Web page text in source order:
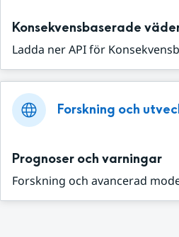
Konsekvensbaserade
Ladda ner API för
Forskning och
Prognoser och varningar
Forskning och avancerad